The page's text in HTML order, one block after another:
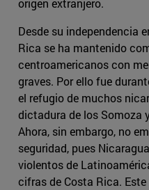
origen extranjero.
Desde su independencia
Rica se ha mantenido
centroamericanos con
graves. Por ello fue
el refugio de muchos
dictadura de los Somoza
Ahora, sin embargo, no
seguridad, pues
violentos de
cifras de Costa Rica.